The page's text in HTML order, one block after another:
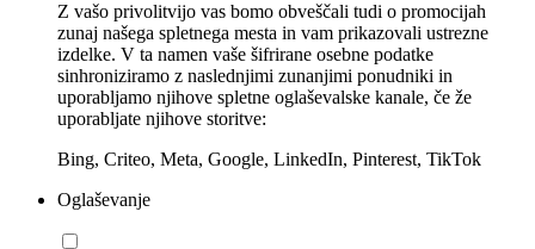
Z vašo privolitvijo vas bomo obveščali tudi o promocijah
zunaj našega spletnega mesta in vam prikazovali ustrezne
izdelke. V ta namen vaše šifrirane osebne podatke
sinhroniziramo z naslednjimi zunanjimi ponudniki in
uporabljamo njihove spletne oglaševalske kanale, če že
uporabljate njihove storitve:
Bing, Criteo, Meta, Google, LinkedIn, Pinterest, TikTok
Oglaševanje